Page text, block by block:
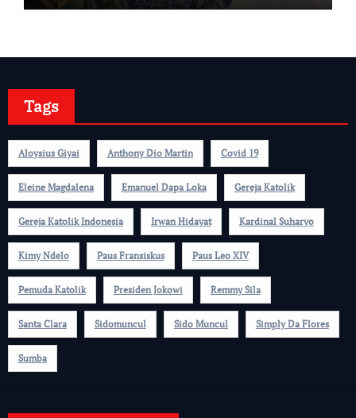
Tags
Aloysius Giyai Anthony Dio Martin Covid 19
Eleine Magdalena Emanuel Dapa Loka Gereja Katolik
Gereja Katolik Indonesia Irwan Hidayat Kardinal Suharyo
Kimy Ndelo Paus Fransiskus Paus Leo XIV
Pemuda Katolik Presiden Jokowi Remmy Sila
Santa Clara Sidomuncul Sido Muncul Simply Da Flores
Sumba